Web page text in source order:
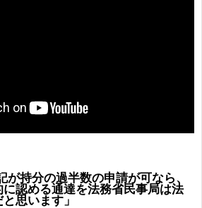
が持分の過半数の申請が可なら、
認める通達を法務省民事局は法
思います」